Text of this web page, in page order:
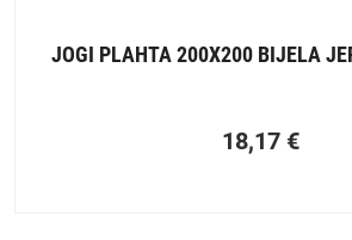
JOGI PLAHTA 200X200 BIJELA
18,17 €